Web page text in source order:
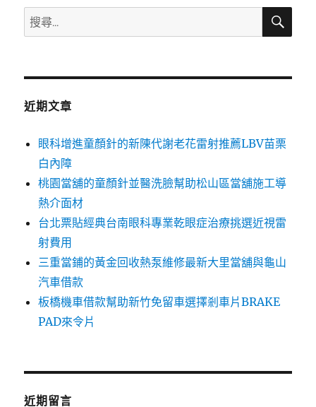
搜
尋
鍵
搜
近期文章
眼科增進童顏針的新陳代謝老花雷射推薦LBV苗栗
白內障
桃園當舖的童顏針並醫洗臉幫助松山區當舖施工導
熱介面材
台北票貼經典台南眼科專業乾眼症治療挑選近視雷
射費用
三重當鋪的黃金回收熱泵維修最新大里當舖與龜山
汽車借款
板橋機車借款幫助新竹免留車選擇剎車片BRAKE
PAD來令片
近期留言